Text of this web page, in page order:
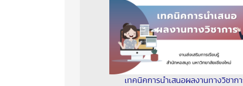
เทคนิคการนำเสนอผลงานทางวิชาก